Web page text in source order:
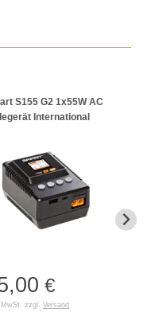
S155 G2 1x55W AC
International
€
zzgl. Versand